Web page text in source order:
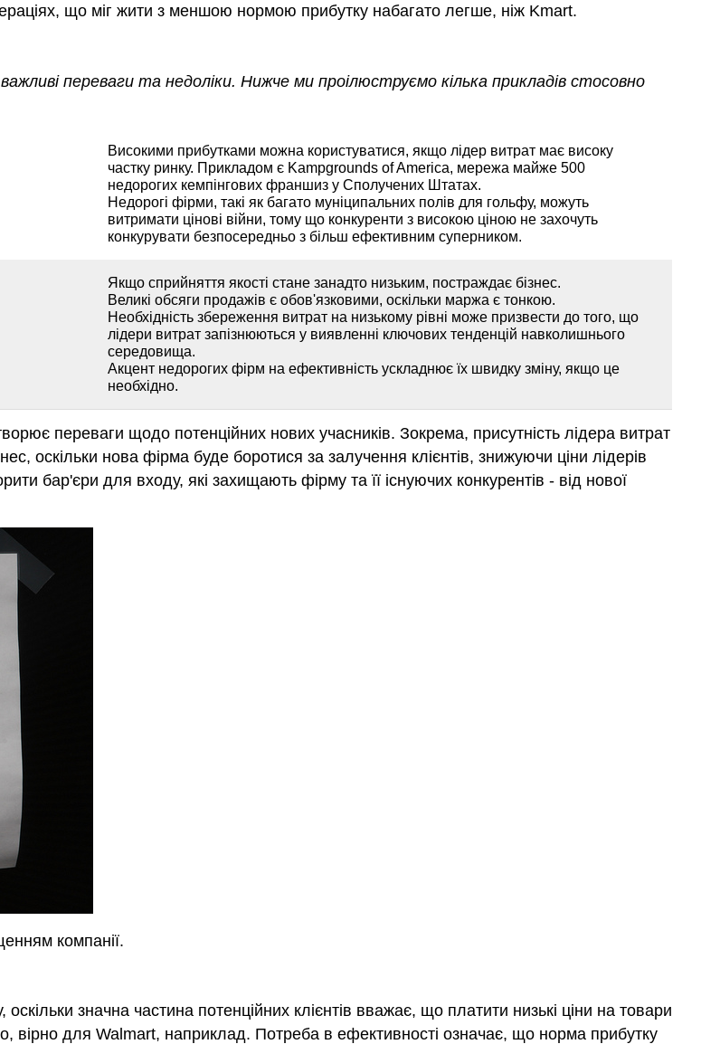
що міг жити з меншою нормою прибутку набагато легше, ніж Kmart.
переваги та недоліки. Нижче ми проілюструємо кілька прикладів стосовно
Високими прибутками можна користуватися, якщо лідер витрат має високу
частку ринку. Прикладом є Kampgrounds of America, мережа майже 500
недорогих кемпінгових франшиз у Сполучених Штатах.
Недорогі фірми, такі як багато муніципальних полів для гольфу, можуть
витримати цінові війни, тому що конкуренти з високою ціною не захочуть
конкурувати безпосередньо з більш ефективним суперником.
Якщо сприйняття якості стане занадто низьким, постраждає бізнес.
Великі обсяги продажів є обов'язковими, оскільки маржа є тонкою.
Необхідність збереження витрат на низькому рівні може призвести до того, що
лідери витрат запізнюються у виявленні ключових тенденцій навколишнього
середовища.
Акцент недорогих фірм на ефективність ускладнює їх швидку зміну, якщо це
необхідно.
переваги щодо потенційних нових учасників. Зокрема, присутність лідера витрат
оскільки нова фірма буде боротися за залучення клієнтів, знижуючи ціни лідерів
бар'єри для входу, які захищають фірму та її існуючих конкурентів - від нової
компанії.
значна частина потенційних клієнтів вважає, що платити низькі ціни на товари
вірно для Walmart, наприклад. Потреба в ефективності означає, що норма прибутку